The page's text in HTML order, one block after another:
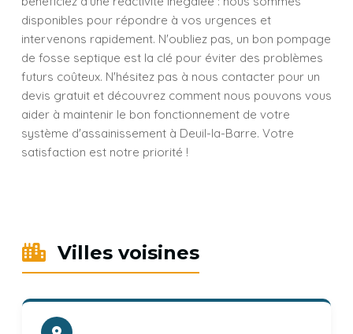
disponibles pour répondre à vos urgences et
intervenons rapidement. N'oubliez pas, un bon pompage
de fosse septique est la clé pour éviter des problèmes
futurs coûteux. N'hésitez pas à nous contacter pour un
devis gratuit et découvrez comment nous pouvons vous
aider à maintenir le bon fonctionnement de votre
système d'assainissement à Deuil-la-Barre. Votre
satisfaction est notre priorité !
Villes voisines